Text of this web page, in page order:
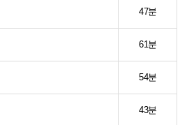
47분
61분
54분
43분